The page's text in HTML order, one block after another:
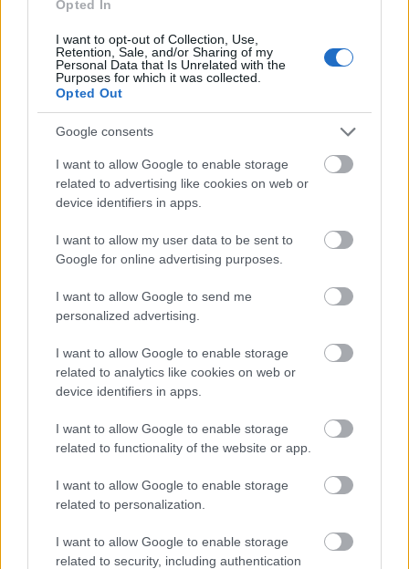
Opted In
I want to opt-out of Collection, Use,
Retention, Sale, and/or Sharing of my
Personal Data that Is Unrelated with the
Purposes for which it was collected.
Opted Out
Google consents
I want to allow Google to enable storage
related to advertising like cookies on web or
device identifiers in apps.
I want to allow my user data to be sent to
Google for online advertising purposes.
I want to allow Google to send me
personalized advertising.
I want to allow Google to enable storage
related to analytics like cookies on web or
device identifiers in apps.
I want to allow Google to enable storage
related to functionality of the website or app.
I want to allow Google to enable storage
related to personalization.
I want to allow Google to enable storage
related to security, including authentication
Országos hírek
Újabb településekkel lépett előre a tizennégy megyére
kiterjedő állomásfelújítási program
Helyi hírek
Székesfehérvár templomait